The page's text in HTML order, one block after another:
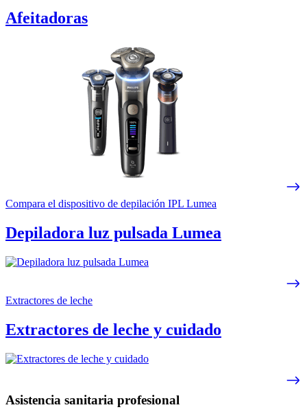
Afeitadoras
Compara el dispositivo de depilación IPL Lumea
Depiladora luz pulsada Lumea
Extractores de leche
Extractores de leche y cuidado
Asistencia sanitaria profesional